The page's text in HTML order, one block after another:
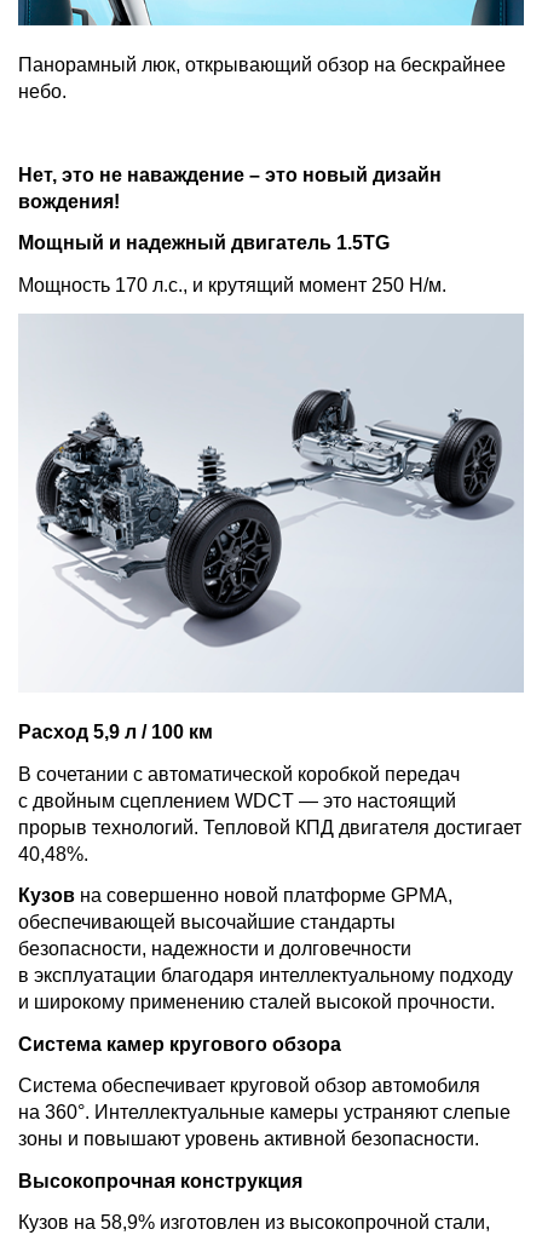
Панорамный люк, открывающий обзор на бескрайнее
небо.
Нет, это не наваждение – это новый дизайн
вождения!
Мощный и надежный двигатель 1.5TG
Мощность 170 л.с., и крутящий момент 250 Н/м.
Расход 5,9 л / 100 км
В сочетании с автоматической коробкой передач
с двойным сцеплением WDCT — это настоящий
прорыв технологий. Тепловой КПД двигателя достигает
40,48%.
Кузов на совершенно новой платформе GPMA,
обеспечивающей высочайшие стандарты
безопасности, надежности и долговечности
в эксплуатации благодаря интеллектуальному подходу
и широкому применению сталей высокой прочности.
Система камер кругового обзора
Система обеспечивает круговой обзор автомобиля
на 360°. Интеллектуальные камеры устраняют слепые
зоны и повышают уровень активной безопасности.
Высокопрочная конструкция
Кузов на 58,9% изготовлен из высокопрочной стали,